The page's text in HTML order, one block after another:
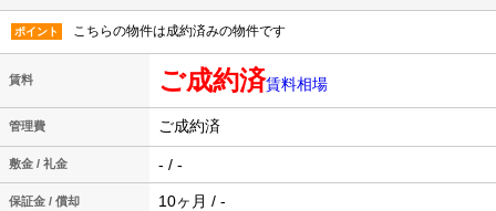
ポイント こちらの物件は成約済みの物件です
賃料 ご成約済賃料相場
管理費 ご成約済
敷金 / 礼金 - / -
保証金 / 償却 10ヶ月 / -